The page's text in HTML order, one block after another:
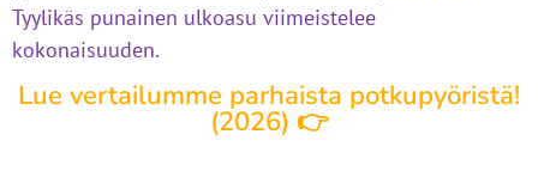
Tyylikäs punainen ulkoasu viimeistelee
kokonaisuuden.
Lue vertailumme parhaista potkupyöristä!
(2026) 👉